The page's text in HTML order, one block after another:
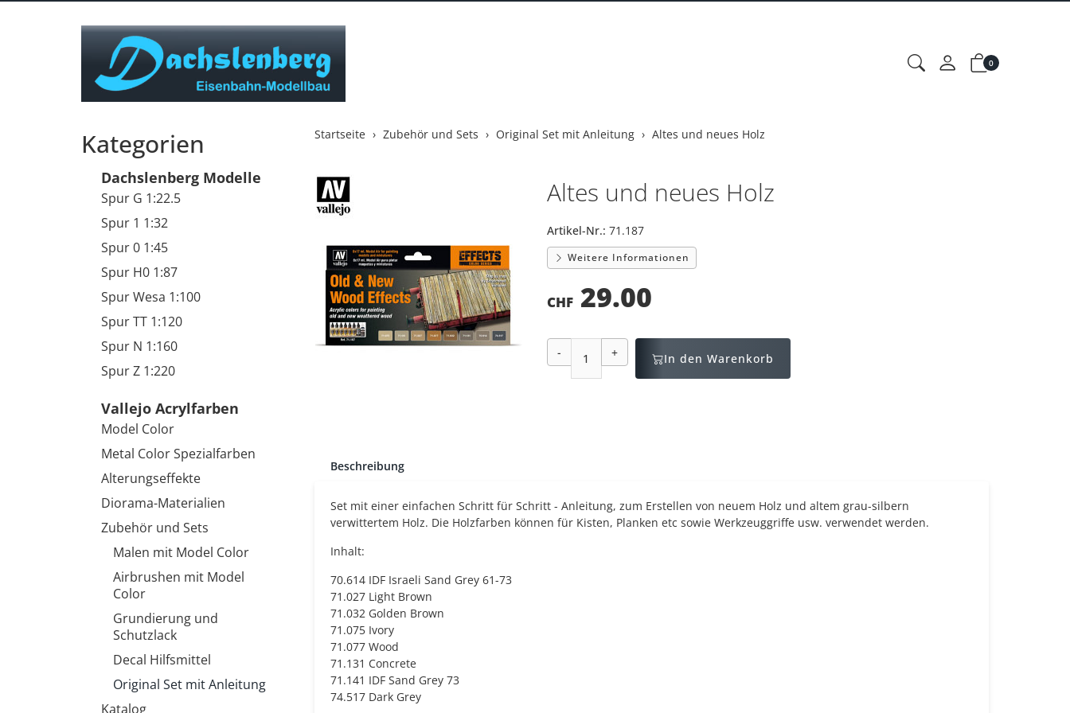
0
Startseite Zubehör und Sets Original Set mit Anleitung Altes und neues Holz
Altes und neues Holz
Artikel-Nr.: 71.187
Weitere Informationen
CHF 29.00
- + In den Warenkorb
Beschreibung
Set mit einer einfachen Schritt für Schritt - Anleitung, zum Erstellen von neuem Holz und altem grau-silbern
verwittertem Holz. Die Holzfarben können für Kisten, Planken etc sowie Werkzeuggriffe usw. verwendet werden.
Inhalt:
70.614 IDF Israeli Sand Grey 61-73
71.027 Light Brown
71.032 Golden Brown
71.075 Ivory
71.077 Wood
71.131 Concrete
71.141 IDF Sand Grey 73
74.517 Dark Grey
Kategorien
Dachslenberg Modelle
Spur G 1:22.5
Spur 1 1:32
Spur 0 1:45
Spur H0 1:87
Spur Wesa 1:100
Spur TT 1:120
Spur N 1:160
Spur Z 1:220
Vallejo Acrylfarben
Model Color
Metal Color Spezialfarben
Alterungseffekte
Diorama-Materialien
Zubehör und Sets
Malen mit Model Color
Airbrushen mit Model
Color
Grundierung und
Schutzlack
Decal Hilfsmittel
Original Set mit Anleitung
Katalog